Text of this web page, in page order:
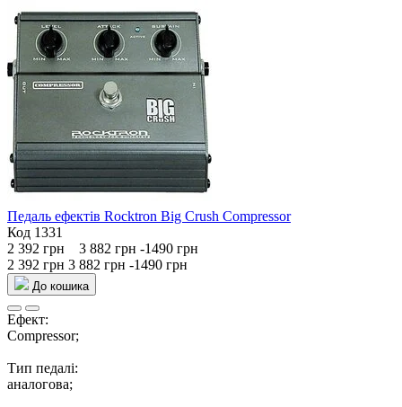
Педаль ефектів Rocktron Big Crush Compressor
Код 1331
2 392 грн 3 882 грн -1490 грн
2 392 грн 3 882 грн -1490 грн
До кошика
Ефект:
Compressor;
Тип педалі:
аналогова;